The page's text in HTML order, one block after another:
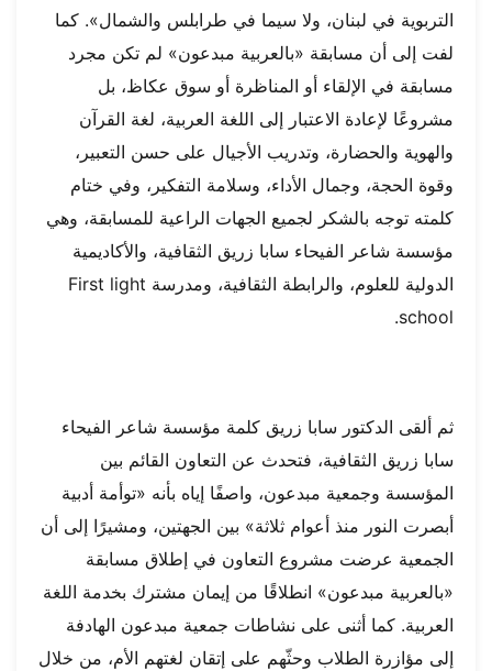
التربوية في لبنان، ولا سيما في طرابلس والشمال». كما
لفت إلى أن مسابقة «بالعربية مبدعون» لم تكن مجرد
مسابقة في الإلقاء أو المناظرة أو سوق عكاظ، بل
مشروعًا لإعادة الاعتبار إلى اللغة العربية، لغة القرآن
والهوية والحضارة، وتدريب الأجيال على حسن التعبير،
وقوة الحجة، وجمال الأداء، وسلامة التفكير، وفي ختام
كلمته توجه بالشكر لجميع الجهات الراعية للمسابقة، وهي
مؤسسة شاعر الفيحاء سابا زريق الثقافية، والأكاديمية
الدولية للعلوم، والرابطة الثقافية، ومدرسة First light
school.
ثم ألقى الدكتور سابا زريق كلمة مؤسسة شاعر الفيحاء
سابا زريق الثقافية، فتحدث عن التعاون القائم بين
المؤسسة وجمعية مبدعون، واصفًا إياه بأنه «توأمة أدبية
أبصرت النور منذ أعوام ثلاثة» بين الجهتين، ومشيرًا إلى أن
الجمعية عرضت مشروع التعاون في إطلاق مسابقة
«بالعربية مبدعون» انطلاقًا من إيمان مشترك بخدمة اللغة
العربية. كما أثنى على نشاطات جمعية مبدعون الهادفة
إلى مؤازرة الطلاب وحثّهم على إتقان لغتهم الأم، من خلال